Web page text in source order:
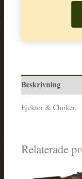
Beskrivning
Ejektor & Choker.
Relaterade